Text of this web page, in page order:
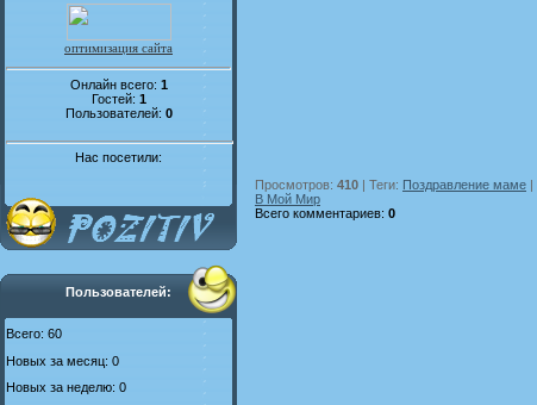
оптимизация сайта
Онлайн всего: 1
Гостей: 1
Пользователей: 0
Нас посетили:
Пользователей:
Всего: 60
Новых за месяц: 0
Новых за неделю: 0
Просмотров: 410 | Теги: Поздравление маме |
В Мой Мир
Всего комментариев: 0